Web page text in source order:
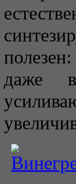
даже